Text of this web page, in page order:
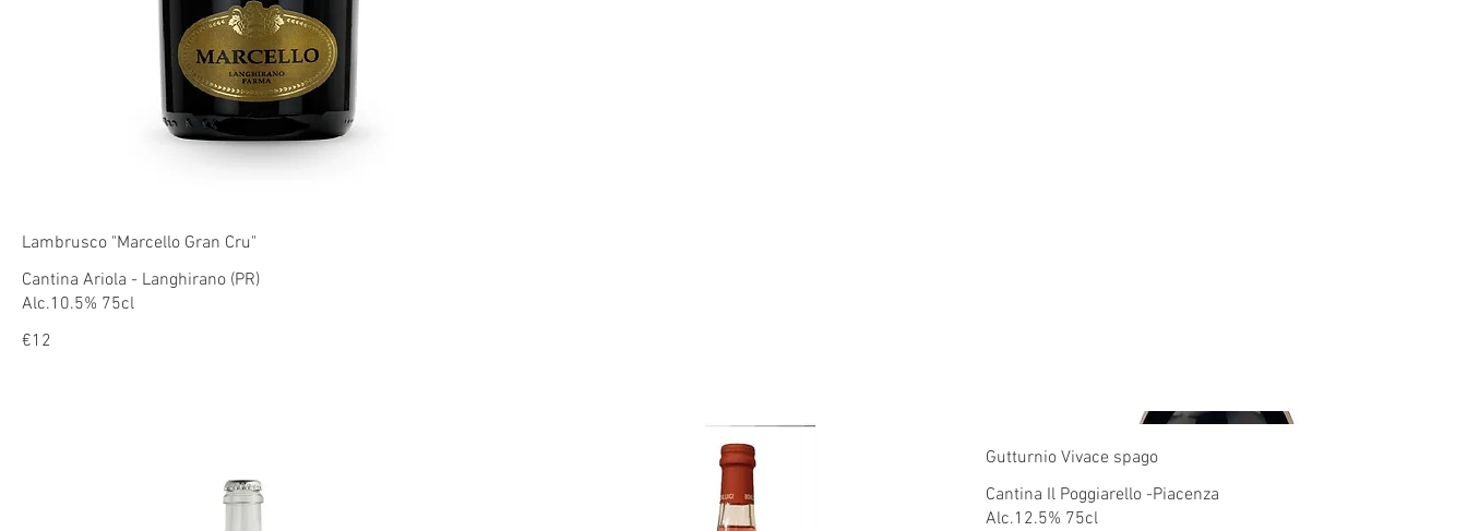
Lambrusco "Marcello Gran Cru"
Cantina Ariola - Langhirano (PR)
Alc.10.5% 75cl
€12
Gutturnio Vivace spago
Cantina Il Poggiarello -Piacenza
Alc.12.5% 75cl